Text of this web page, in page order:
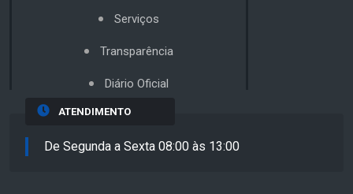
Serviços
Transparência
Diário Oficial
ATENDIMENTO
De Segunda a Sexta 08:00 às 13:00